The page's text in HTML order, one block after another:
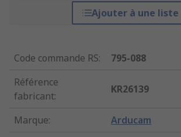
Ajouter à une liste
Code commande RS:
795-088
Référence
fabricant:
KR26139
Marque: Arducam